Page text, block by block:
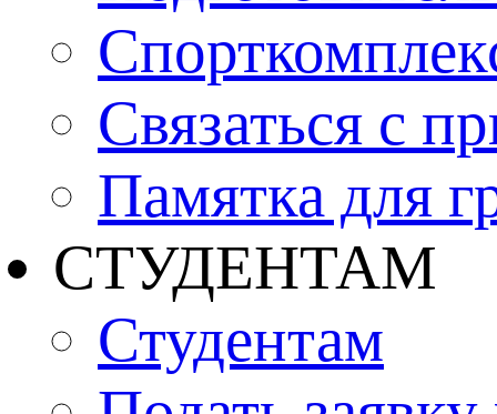
Связаться с
Памятка для
СТУДЕНТАМ
Студентам